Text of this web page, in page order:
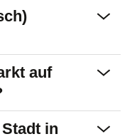
auf
in